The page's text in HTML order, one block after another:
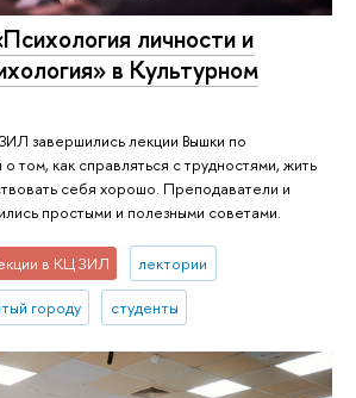
личности и
в Культурном
завершились лекции Вышки по
том, как справляться с трудностями, жить
себя хорошо. Преподаватели и
простыми и полезными советами.
в КЦ ЗИЛ лектории
городу студенты